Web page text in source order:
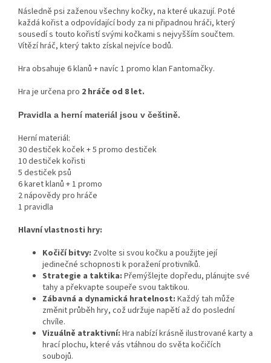
Následně psi zaženou všechny kočky, na které ukazují. Poté
každá kořist a odpovídající body za ni připadnou hráči, který
sousedí s touto kořistí svými kočkami s nejvyšším součtem.
Vítězí hráč, který takto získal nejvíce bodů.
Hra obsahuje 6 klanů + navíc 1 promo klan Fantomačky.
Hra je určena pro 2 hráče od 8 let.
Pravidla a herní materiál jsou v češtině.
Herní materiál:
30 destiček koček + 5 promo destiček
10 destiček kořisti
5 destiček psů
6 karet klanů + 1 promo
2 nápovědy pro hráče
1 pravidla
Hlavní vlastnosti hry:
Kočičí bitvy: Zvolte si svou kočku a použijte její
jedinečné schopnosti k poražení protivníků.
Strategie a taktika: Přemýšlejte dopředu, plánujte své
tahy a překvapte soupeře svou taktikou.
Zábavná a dynamická hratelnost: Každý tah může
změnit průběh hry, což udržuje napětí až do poslední
chvíle.
Vizuálně atraktivní: Hra nabízí krásně ilustrované karty a
hrací plochu, které vás vtáhnou do světa kočičích
soubojů.